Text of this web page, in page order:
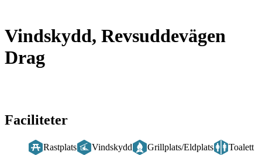
Vindskydd, Revsuddevägen
Drag
Faciliteter
Rastplats Vindskydd Grillplats/Eldplats Toalett